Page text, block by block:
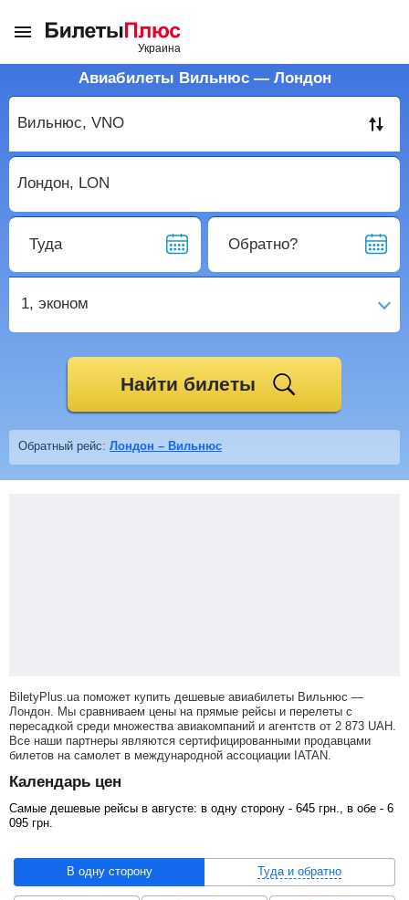
Авиабилеты Вильнюс — Лондон
Туда Обратно?
1, эконом
Найти билеты
Обратный рейс: Лондон – Вильнюс
BiletyPlus.ua поможет купить дешевые авиабилеты Вильнюс —
Лондон. Мы сравниваем цены на прямые рейсы и перелеты с
пересадкой среди множества авиакомпаний и агентств от 2 873 UAH
Все наши партнеры являются сертифицированными продавцами
билетов на самолет в международной ассоциации IATAN.
Календарь цен
Самые дешевые рейсы в августе: в одну сторону - 645 грн ., в обе - 6
095 грн
В одну сторону Туда и обратно